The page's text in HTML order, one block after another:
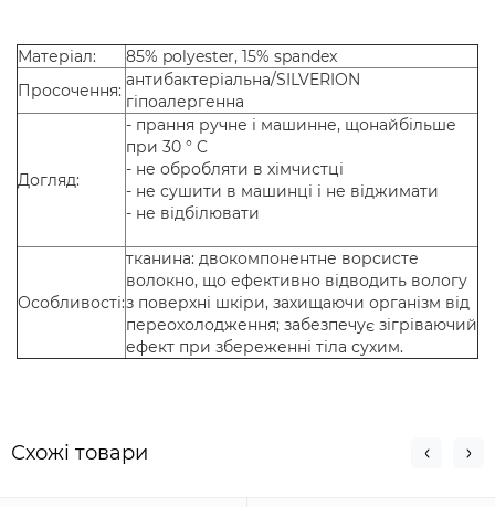
Матеріал:
85% polyester, 15% spandex
Просочення:
антибактеріальна/SILVERION
гіпоалергенна
Догляд:
- прання ручне і машинне, щонайбільше
при 30 ° C
- не обробляти в хімчистці
- не сушити в машинці і не віджимати
- не відбілювати
Особливості:
тканина: двокомпонентне ворсисте
волокно, що ефективно відводить вологу
з поверхні шкіри, захищаючи організм від
переохолодження; забезпечує зігріваючий
ефект при збереженні тіла сухим.
Схожi товари